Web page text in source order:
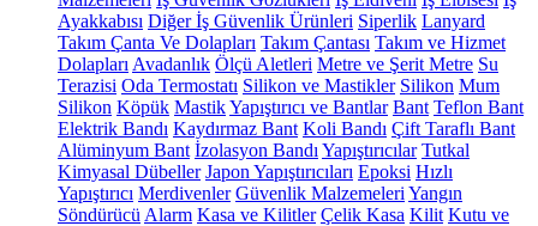
Ayakkabısı Diğer İş Güvenlik Ürünleri Siperlik Lanyard
Takım Çanta Ve Dolapları Takım Çantası Takım ve Hizmet
Dolapları Avadanlık Ölçü Aletleri Metre ve Şerit Metre Su
Terazisi Oda Termostatı Silikon ve Mastikler Silikon Mum
Silikon Köpük MastikYapıştırıcı ve Bantlar Bant Teflon Bant
Elektrik Bandı Kaydırmaz Bant Koli Bandı Çift Taraflı Bant
Alüminyum Bant İzolasyon Bandı Yapıştırıcılar Tutkal
Kimyasal Dübeller Japon Yapıştırıcıları Epoksi Hızlı
Yapıştırıcı Merdivenler Güvenlik Malzemeleri Yangın
Söndürücü Alarm Kasa ve Kilitler Çelik Kasa Kilit Kutu ve